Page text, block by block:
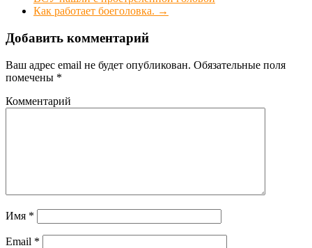
Как работает боеголовка. →
Добавить комментарий
Ваш адрес email не будет опубликован. Обязательные поля
помечены *
Комментарий
Имя *
Email *